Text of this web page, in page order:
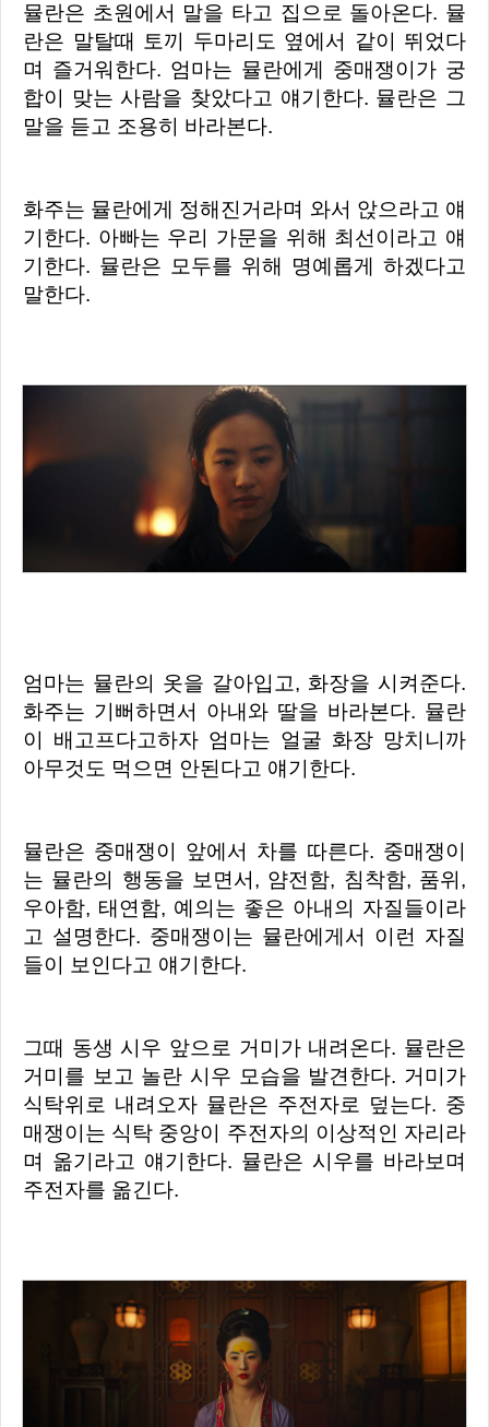
뮬란은 초원에서 말을 타고 집으로 돌아온다. 뮬
란은 말탈때 토끼 두마리도 옆에서 같이 뛰었다
며 즐거워한다. 엄마는 뮬란에게 중매쟁이가 궁
합이 맞는 사람을 찾았다고 얘기한다. 뮬란은 그
말을 듣고 조용히 바라본다.
화주는 뮬란에게 정해진거라며 와서 앉으라고 얘
기한다. 아빠는 우리 가문을 위해 최선이라고 얘
기한다. 뮬란은 모두를 위해 명예롭게 하겠다고
말한다.
엄마는 뮬란의 옷을 갈아입고, 화장을 시켜준다.
화주는 기뻐하면서 아내와 딸을 바라본다. 뮬란
이 배고프다고하자 엄마는 얼굴 화장 망치니까
아무것도 먹으면 안된다고 얘기한다.
뮬란은 중매쟁이 앞에서 차를 따른다. 중매쟁이
는 뮬란의 행동을 보면서, 얌전함, 침착함, 품위,
우아함, 태연함, 예의는 좋은 아내의 자질들이라
고 설명한다. 중매쟁이는 뮬란에게서 이런 자질
들이 보인다고 얘기한다.
그때 동생 시우 앞으로 거미가 내려온다. 뮬란은
거미를 보고 놀란 시우 모습을 발견한다. 거미가
식탁위로 내려오자 뮬란은 주전자로 덮는다. 중
매쟁이는 식탁 중앙이 주전자의 이상적인 자리라
며 옮기라고 얘기한다. 뮬란은 시우를 바라보며
주전자를 옮긴다.